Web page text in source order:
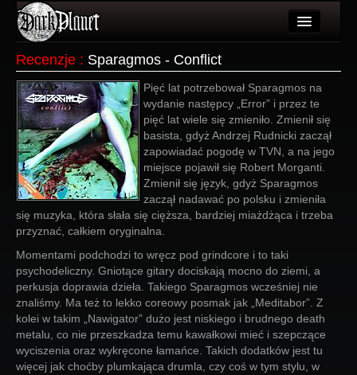
Użytkownicy
Wydarzenia
Galeria
Forum
Login
Recenzje : Sparagmos - Conflict
Pięć lat potrzebował Sparagmos na
wydanie następcy „Error” i przez te
pięć lat wiele się zmieniło. Zmienił się
basista, gdyż Andrzej Rudnicki zaczął
zapowiadać pogodę w TVN, a na jego
miejsce pojawił się Robert Morganti.
Zmienił się język, gdyż Sparagmos
zaczął nadawać po polsku i zmieniła
się muzyka, która słała się cięższa, bardziej miażdżąca i trzeba
przyznać, całkiem oryginalna.
Momentami podchodzi to wręcz pod grindcore i to taki
psychodeliczny. Gniotące gitary dociskają mocno do ziemi, a
perkusja doprawia dzieła. Takiego Sparagmos wcześniej nie
znaliśmy. Ma też to lekko coreowy posmak jak „Meditabor”. Z
kolei w takim „Nawigator” dużo jest niskiego i brudnego death
metalu, co nie przeszkadza temu kawałkowi mieć i szepczące
wyciszenia oraz wykręcone łamańce. Takich dodatków jest tu
więcej jak choćby plumkająca drumla, czy coś w tym stylu, w